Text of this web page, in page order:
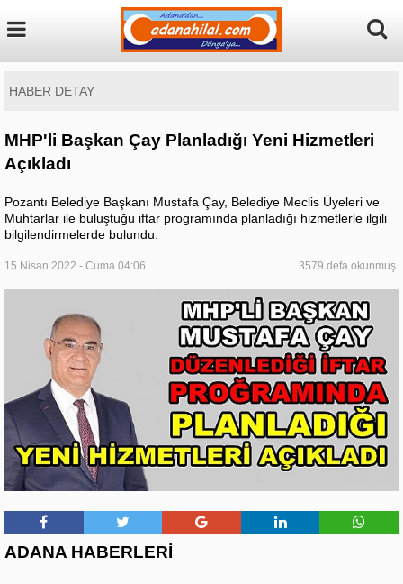
HABER DETAY
MHP'li Başkan Çay Planladığı Yeni Hizmetleri
Açıkladı
Pozantı Belediye Başkanı Mustafa Çay, Belediye Meclis Üyeleri ve
Muhtarlar ile buluştuğu iftar programında planladığı hizmetlerle ilgili
bilgilendirmelerde bulundu.
15 Nisan 2022 - Cuma 04:06 3579 defa okunmuş.
ADANA HABERLERİ